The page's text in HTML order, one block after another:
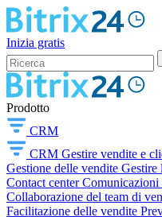
Inizia gratis
Prodotto
CRM
CRM Gestire vendite e
Gestione delle vendite Gestire
Contact center Comunicazioni
Collaborazione del team di
Facilitazione delle vendite